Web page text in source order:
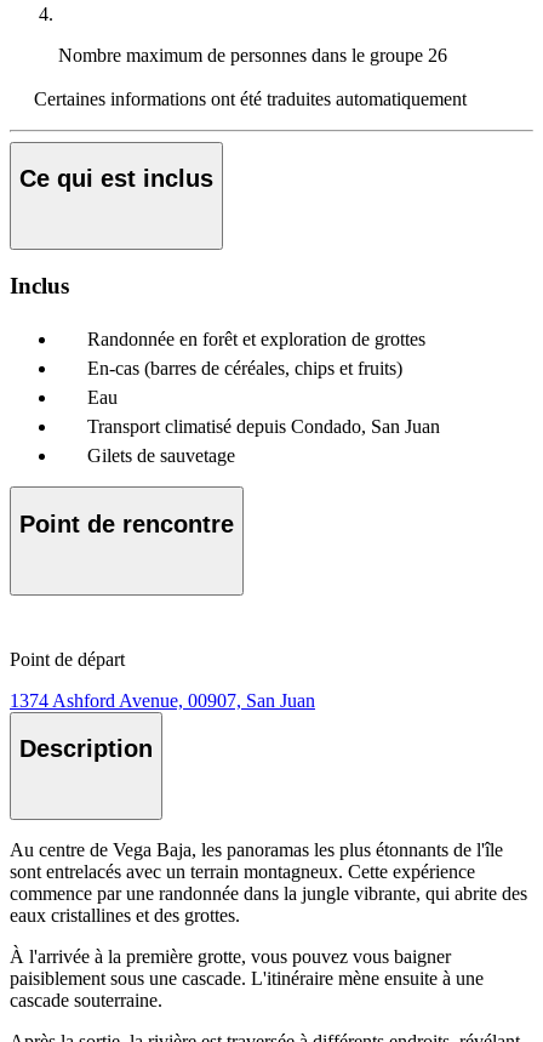
Nombre maximum de personnes dans le groupe 26
Certaines informations ont été traduites automatiquement
Ce qui est inclus
Inclus
Randonnée en forêt et exploration de grottes
En-cas (barres de céréales, chips et fruits)
Eau
Transport climatisé depuis Condado, San Juan
Gilets de sauvetage
Point de rencontre
Point de départ
1374 Ashford Avenue, 00907, San Juan
Description
Au centre de Vega Baja, les panoramas les plus étonnants de l'île
sont entrelacés avec un terrain montagneux. Cette expérience
commence par une randonnée dans la jungle vibrante, qui abrite des
eaux cristallines et des grottes.
À l'arrivée à la première grotte, vous pouvez vous baigner
paisiblement sous une cascade. L'itinéraire mène ensuite à une
cascade souterraine.